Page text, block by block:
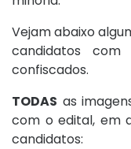
Vejam abaixo
candidatos
confiscados.
TODAS as
com o edital, em
candidatos: